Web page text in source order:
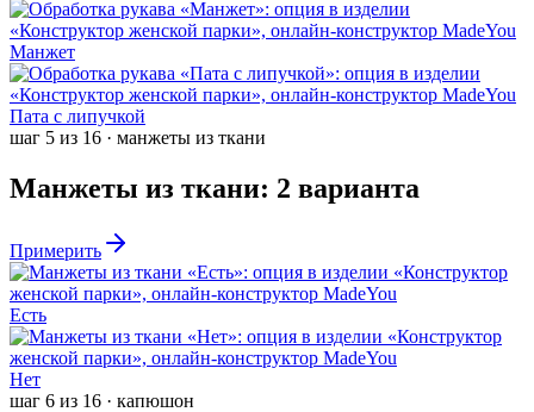
Манжет
Пата с липучкой
шаг 5 из 16 · манжеты из ткани
Манжеты из ткани: 2 варианта
Примерить
Есть
Нет
шаг 6 из 16 · капюшон